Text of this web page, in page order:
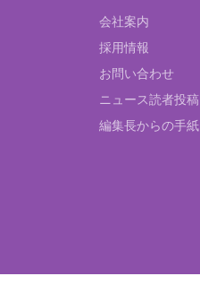
会社案内
採用情報
お問い合わせ
ニュース読者投稿
編集長からの手紙